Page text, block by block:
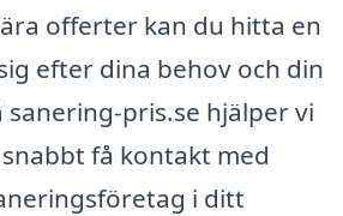
offerter kan du hitta en
efter dina behov och din
pris.se hjälper vi
få kontakt med
i ditt